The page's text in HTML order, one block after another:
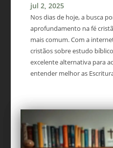
jul 2, 2025
Nos dias de hoje, a busca
aprofundamento na fé
mais comum. Com a
cristãos sobre estudo
excelente alternativa para
entender melhor as